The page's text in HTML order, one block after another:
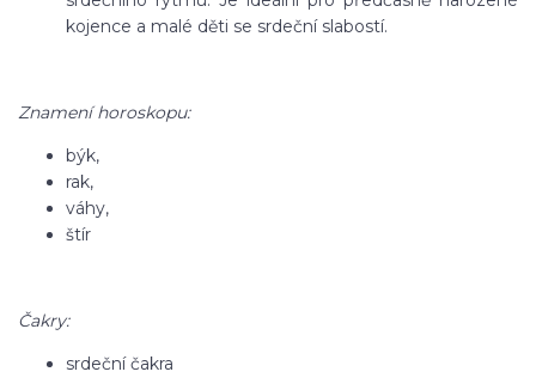
kojence a malé děti se srdeční slabostí.
Znamení horoskopu:
býk,
rak,
váhy,
štír
Čakry:
srdeční čakra